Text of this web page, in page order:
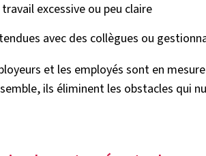
excessive ou peu claire
avec des collègues ou
et les employés sont en
ils éliminent les obstacles qui